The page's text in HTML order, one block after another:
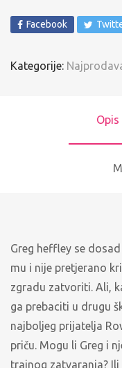
Facebook
Kategorije:
Opis
Greg heffley se
mu i nije pretjerano
zgradu zatvoriti. Ali,
ga prebaciti u drugu
najboljeg prijatelja
priču. Mogu li Greg i
trajnog zatvaranja?